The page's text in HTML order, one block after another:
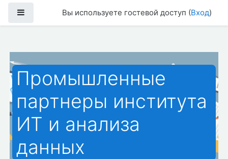
Боковая панельВы используете гостевой доступ (Вход)
Промышленные
партнеры института
ИТ и анализа
данных